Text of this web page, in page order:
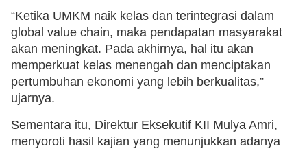
“Ketika UMKM naik kelas dan terintegrasi dalam
global value chain, maka pendapatan masyarakat
akan meningkat. Pada akhirnya, hal itu akan
memperkuat kelas menengah dan menciptakan
pertumbuhan ekonomi yang lebih berkualitas,”
ujarnya.
Sementara itu, Direktur Eksekutif KII Mulya Amri,
menyoroti hasil kajian yang menunjukkan adanya